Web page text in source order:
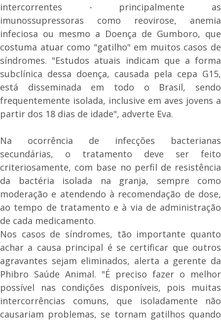
intercorrentes - principalmente as
imunossupressoras como reovirose, anemia
infeciosa ou mesmo a Doença de Gumboro, que
costuma atuar como "gatilho" em muitos casos de
síndromes. "Estudos atuais indicam que a forma
subclínica dessa doença, causada pela cepa G15,
está disseminada em todo o Brasil, sendo
frequentemente isolada, inclusive em aves jovens a
partir dos 18 dias de idade", adverte Eva.
Na ocorrência de infecções bacterianas
secundárias, o tratamento deve ser feito
criteriosamente, com base no perfil de resistência
da bactéria isolada na granja, sempre como
moderação e atendendo à recomendação de dose,
ao tempo de tratamento e à via de administração
de cada medicamento.
Nos casos de síndromes, tão importante quanto
achar a causa principal é se certificar que outros
agravantes sejam eliminados, alerta a gerente da
Phibro Saúde Animal. "É preciso fazer o melhor
possível nas condições disponíveis, pois muitas
intercorrências comuns, que isoladamente não
causariam problemas, se tornam gatilhos quando